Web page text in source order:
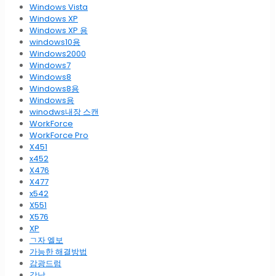
Windows Vista
Windows XP
Windows XP 용
windows10용
Windows2000
Windows7
Windows8
Windows8용
Windows용
winodws내장 스캔
WorkForce
WorkForce Pro
X451
x452
X476
X477
x542
X551
X576
XP
ㄱ자 엘보
가능한 해결방법
감광드럼